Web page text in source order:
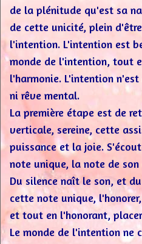
de la plénitude qu'est sa
de cette unicité, plein
l'intention. L'intention est
monde de l'intention, tout
l'harmonie. L'intention
ni rêve mental.
La première étape est de
verticale, sereine, cette
puissance et la joie.
note unique, la note de son
Du silence naît le son, et
cette note unique,
et tout en l'honorant,
Le monde de l'intention ne